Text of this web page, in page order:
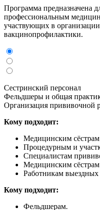
Программа предназначена
профессиональным
участвующих в
вакцинопрофилактики.
Сестринский персонал
Фельдшеры и общая
Организация прививочной
Кому подходит:
Медицинским
Процедурным и
Специалистам
Медицинским
Работникам
Кому подходит:
Фельдшерам.